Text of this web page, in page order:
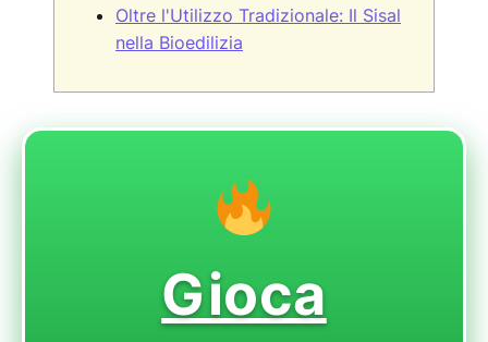
Oltre l'Utilizzo Tradizionale: Il Sisal
nella Bioedilizia
Gioca